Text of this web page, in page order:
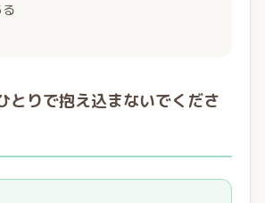
とりで抱え込まないでくださ